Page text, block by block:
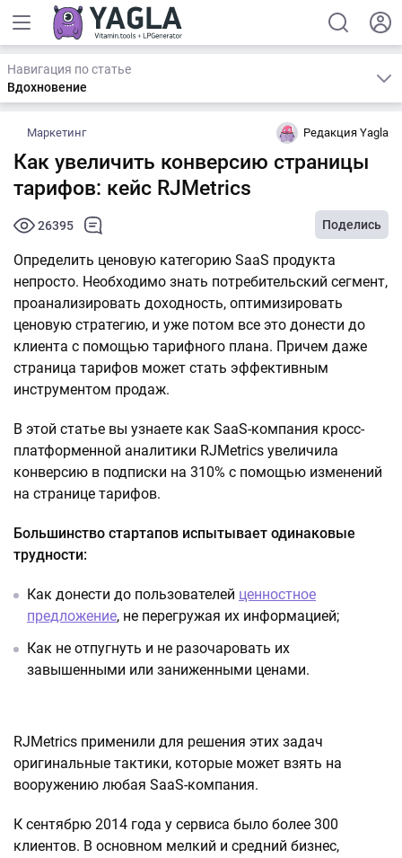
Навигация по статье
Вдохновение
Маркетинг Редакция Yagla
Как увеличить конверсию страницы
тарифов: кейс RJMetrics
26395 Поделись
Определить ценовую категорию SaaS продукта
непросто. Необходимо знать потребительский сегмент,
проанализировать доходность, оптимизировать
ценовую стратегию, и уже потом все это донести до
клиента с помощью тарифного плана. Причем даже
страница тарифов может стать эффективным
инструментом продаж.
В этой статье вы узнаете как SaaS-компания кросс-
платформенной аналитики RJMetrics увеличила
конверсию в подписки на 310% с помощью изменений
на странице тарифов.
Большинство стартапов испытывает одинаковые
трудности:
Как донести до пользователей ценностное
предложение, не перегружая их информацией;
Как не отпугнуть и не разочаровать их
завышенными или заниженными ценами.
RJMetrics применили для решения этих задач
оригинальные тактики, которые может взять на
вооружению любая SaaS-компания.
К сентябрю 2014 года у сервиса было более 300
клиентов. В основном мелкий и средний бизнес,